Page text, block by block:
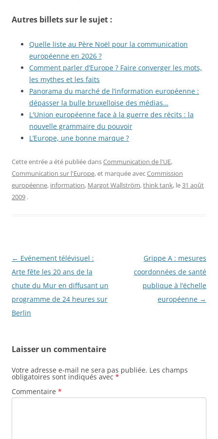
Autres billets sur le sujet :
Quelle liste au Père Noël pour la communication
européenne en 2026 ?
Comment parler d’Europe ? Faire converger les mots,
les mythes et les faits
Panorama du marché de l’information européenne :
dépasser la bulle bruxelloise des médias…
L'Union européenne face à la guerre des récits : la
nouvelle grammaire du pouvoir
L’Europe, une bonne marque ?
Cette entrée a été publiée dansCommunication de l'UE,
Communication sur l'Europe, et marquée avecCommission
européenne, information, Margot Wallström,think tank, le31 août
2009 .
Navigation
des
articles
← Evénement télévisuel :
Arte fête les 20 ans de la
chute du Mur en diffusant un
programme de 24 heures sur
Berlin
Grippe A : mesures
coordonnées de santé
publique à l’échelle
européenne →
Laisser un commentaire
Votre adresse e-mail ne sera pas publiée. Les champs
obligatoires sont indiqués avec *
Commentaire *